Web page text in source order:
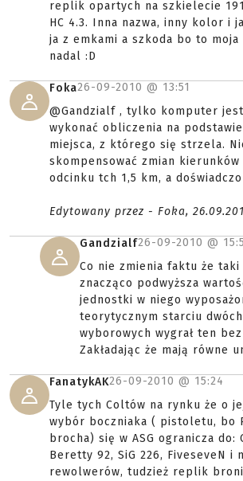
replik opartych na szkielecie
HC 4.3. Inna nazwa, inny kolor i
ja z emkami a szkoda bo to
nadal :D
Foka26-09-2010 @ 13:51
@Gandzialf , tylko komputer
wykonać obliczenia na
miejsca, z którego się strzela.
skompensować zmian kierunków
odcinku tch 1,5 km, a
Edytowany przez - Foka,
Gandzialf26-09-2010 @
Co nie zmienia faktu że
znacząco podwyższa
jednostki w niego
teorytycznym starciu
wyborowych wygrał ten
Zakładając że mają równe
FanatykAK26-09-2010 @ 15:24
Tyle tych Coltów na rynku że o
wybór boczniaka ( pistoletu, bo
brocha) się w ASG ogranicza do:
Beretty 92, SiG 226, FiveseveN i
rewolwerów, tudzież replik